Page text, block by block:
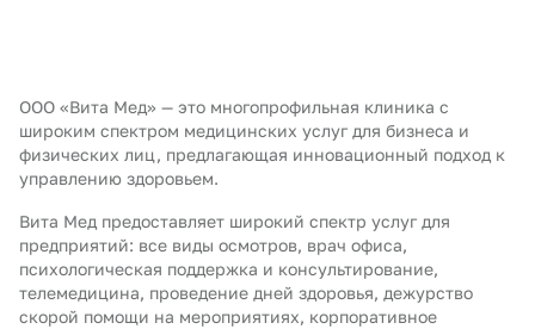
ООО «Вита Мед» — это многопрофильная клиника с
широким спектром медицинских услуг для бизнеса и
физических лиц, предлагающая инновационный подход к
управлению здоровьем.
Вита Мед предоставляет широкий спектр услуг для
предприятий: все виды осмотров, врач офиса,
психологическая поддержка и консультирование,
телемедицина, проведение дней здоровья, дежурство
скорой помощи на мероприятиях, корпоративное